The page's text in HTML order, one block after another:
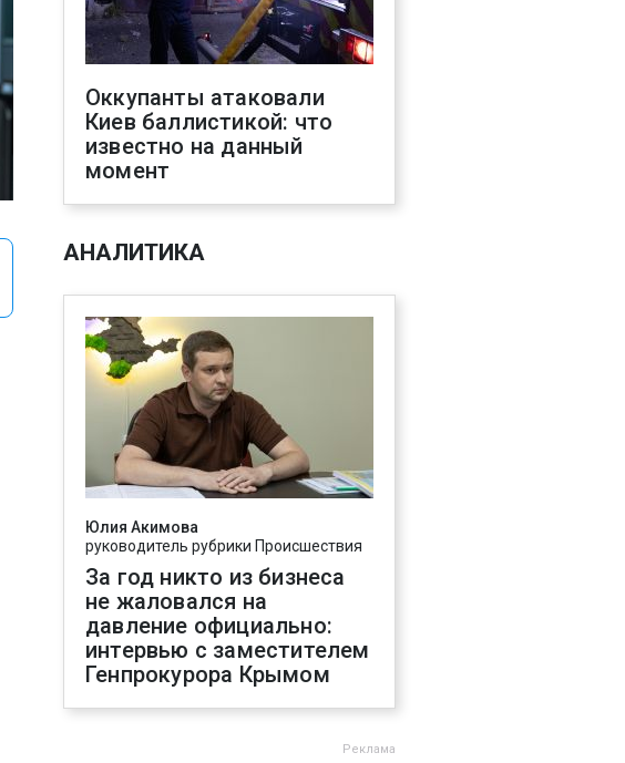
Оккупанты атаковали
Киев баллистикой: что
известно на данный
момент
АНАЛИТИКА
Юлия Акимова
руководитель рубрики Происшествия
За год никто из бизнеса
не жаловался на
давление официально:
интервью с заместителем
Генпрокурора Крымом